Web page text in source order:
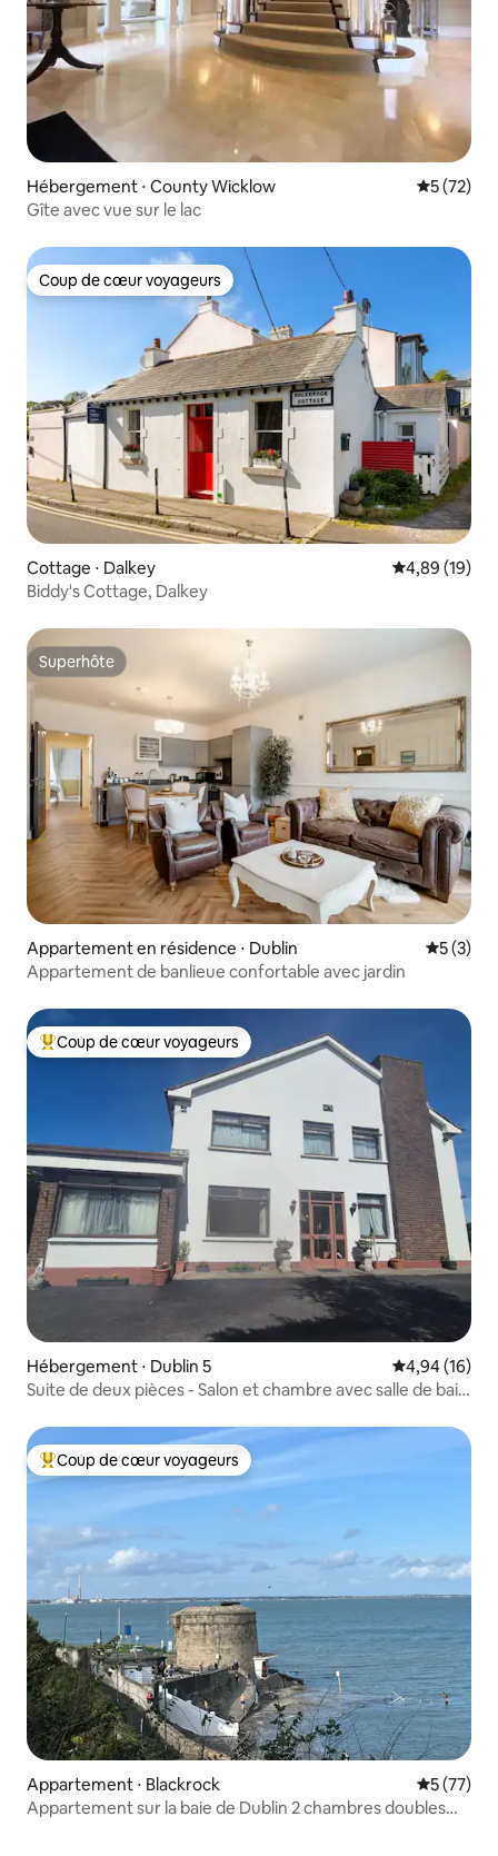
Hébergement ⋅ County Wicklow
5 (72)
Gîte avec vue sur le lac
Coup de cœur voyageurs
Coup de cœur voyageurs
Cottage ⋅ Dalkey Évaluation
4,89 (19)
Biddy's Cottage, Dalkey
Superhôte
Superhôte
Appartement en résidence ⋅ Dublin
5 (3)
Appartement de banlieue confortable avec jardin
Coups de cœur voyageurs les plus appréciés
Coup de cœur voyageurs
Hébergement ⋅ Dublin 5 Évaluation
4,94 (16)
Suite de deux pièces - Salon et chambre avec salle de bain
Coups de cœur voyageurs les plus appréciés
Coup de cœur voyageurs
Appartement ⋅ Blackrock
5 (77)
Appartement sur la baie de Dublin 2 chambres doubles